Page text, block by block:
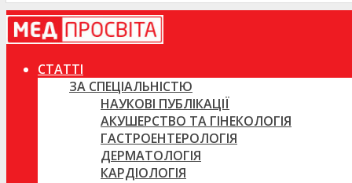
СТАТТІ
ЗА СПЕЦІАЛЬНІСТЮ
НАУКОВІ ПУБЛІКАЦІЇ
АКУШЕРСТВО ТА ГІНЕКОЛОГІЯ
ГАСТРОЕНТЕРОЛОГІЯ
ДЕРМАТОЛОГІЯ
КАРДІОЛОГІЯ